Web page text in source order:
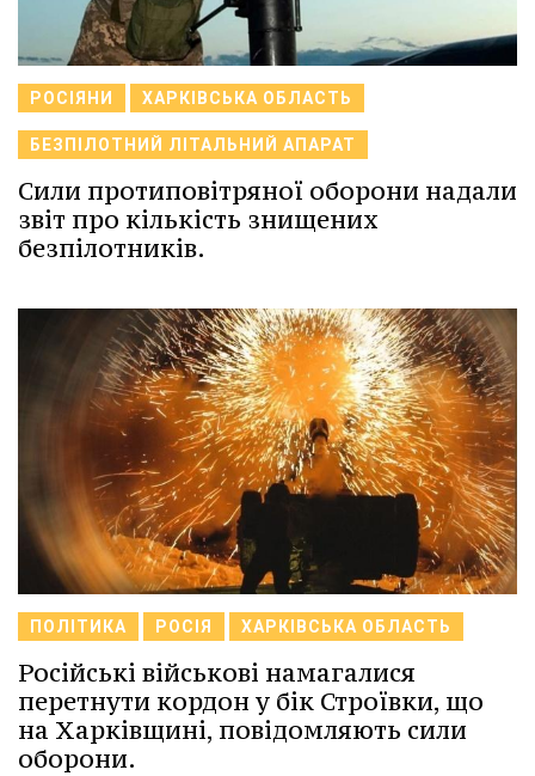
РОСІЯНИ ХАРКІВСЬКА ОБЛАСТЬ
БЕЗПІЛОТНИЙ ЛІТАЛЬНИЙ АПАРАТ
Сили протиповітряної оборони надали
звіт про кількість знищених
безпілотників.
ПОЛІТИКА РОСІЯ ХАРКІВСЬКА ОБЛАСТЬ
Російські військові намагалися
перетнути кордон у бік Строївки, що
на Харківщині, повідомляють сили
оборони.